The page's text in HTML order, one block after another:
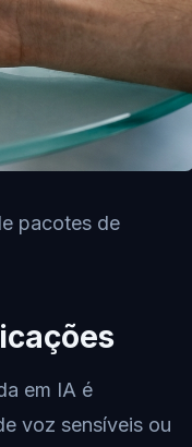
pacotes de
em IA é
voz sensíveis ou